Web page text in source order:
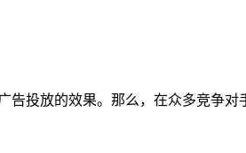
投放的效果。那么，在众多竞争